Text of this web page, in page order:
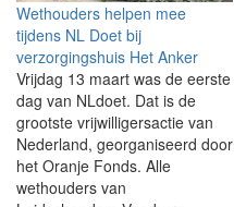
Wethouders helpen mee
tijdens NL Doet bij
verzorgingshuis Het Anker
Vrijdag 13 maart was de eerste
dag van NLdoet. Dat is de
grootste vrijwilligersactie van
Nederland, georganiseerd door
het Oranje Fonds. Alle
wethouders van